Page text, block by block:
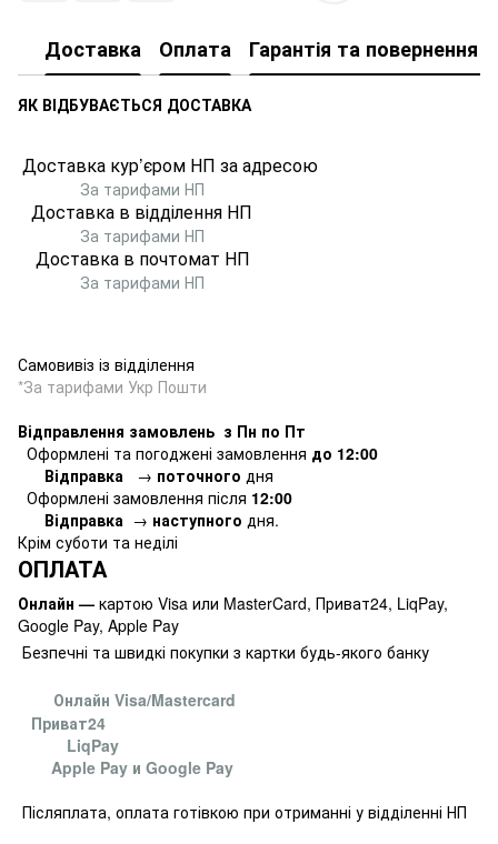
Доставка Оплата Гарантія та повернення
ЯК ВІДБУВАЄТЬСЯ ДОСТАВКА
Доставка кур’єром НП за адресою
За тарифами НП
Доставка в відділення НП
За тарифами НП
Доставка в почтомат НП
За тарифами НП
Самовивіз із відділення
*За тарифами Укр Пошти
Відправлення замовлень з Пн по Пт
Оформлені та погоджені замовлення до 12:00
Відправка
→ поточного дня
Оформлені замовлення після 12:00
Відправка → наступного дня.
Крім суботи та неділі
ОПЛАТА
Онлайн — картою Visa или MasterCard, Приват24, LiqPay,
Google Pay, Apple Pay
Безпечні та швидкі покупки з картки будь-якого банку
Онлайн Visa/Mastercard
Приват24
LiqPay
Apple Pay и Google Pay
Післяплата, оплата готівкою при отриманні у відділенні НП